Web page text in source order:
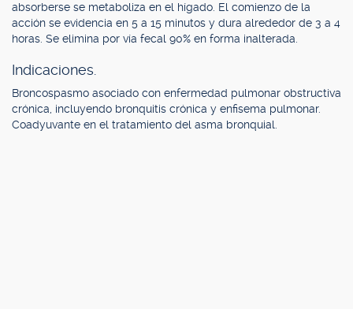
absorberse se metaboliza en el hígado. El comienzo de la
acción se evidencia en 5 a 15 minutos y dura alrededor de 3 a 4
horas. Se elimina por vía fecal 90% en forma inalterada.
Indicaciones.
Broncospasmo asociado con enfermedad pulmonar obstructiva
crónica, incluyendo bronquitis crónica y enfisema pulmonar.
Coadyuvante en el tratamiento del asma bronquial.